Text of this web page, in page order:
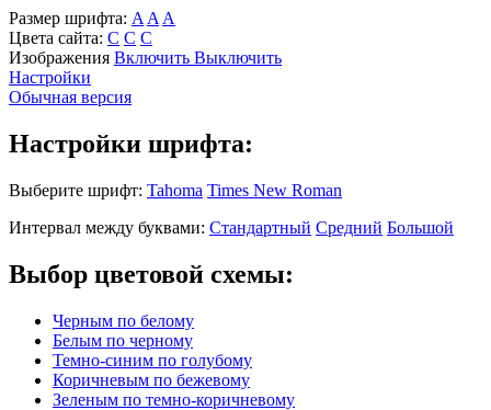
Размер шрифта: A A A
Цвета сайта: С С С
Изображения Включить Выключить
Настройки
Обычная версия
Настройки шрифта:
Выберите шрифт: Tahoma Times New Roman
Интервал между буквами: Стандартный Средний Большой
Выбор цветовой схемы:
Черным по белому
Белым по черному
Темно-синим по голубому
Коричневым по бежевому
Зеленым по темно-коричневому